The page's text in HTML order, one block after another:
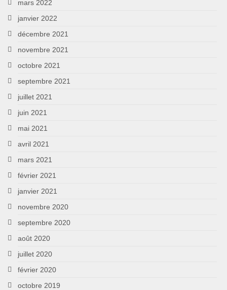
mars 2022
janvier 2022
décembre 2021
novembre 2021
octobre 2021
septembre 2021
juillet 2021
juin 2021
mai 2021
avril 2021
mars 2021
février 2021
janvier 2021
novembre 2020
septembre 2020
août 2020
juillet 2020
février 2020
octobre 2019